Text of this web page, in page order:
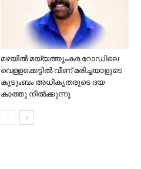
മഴയില്‍ മയ്യത്തുംകര റോഡിലെ
വെള്ളക്കെട്ടില്‍ വീണ് മരിച്ചയാളുടെ
കുടുംബം അധികൃതരുടെ ദയ
കാത്തു നില്‍ക്കുന്നു